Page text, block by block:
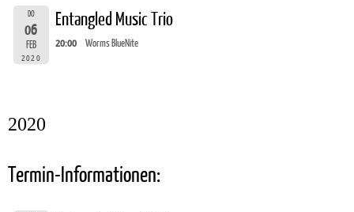
DO
06
FEB
2020
Entangled Music Trio
20:00 Worms BlueNite
2020
Termin-Informationen: